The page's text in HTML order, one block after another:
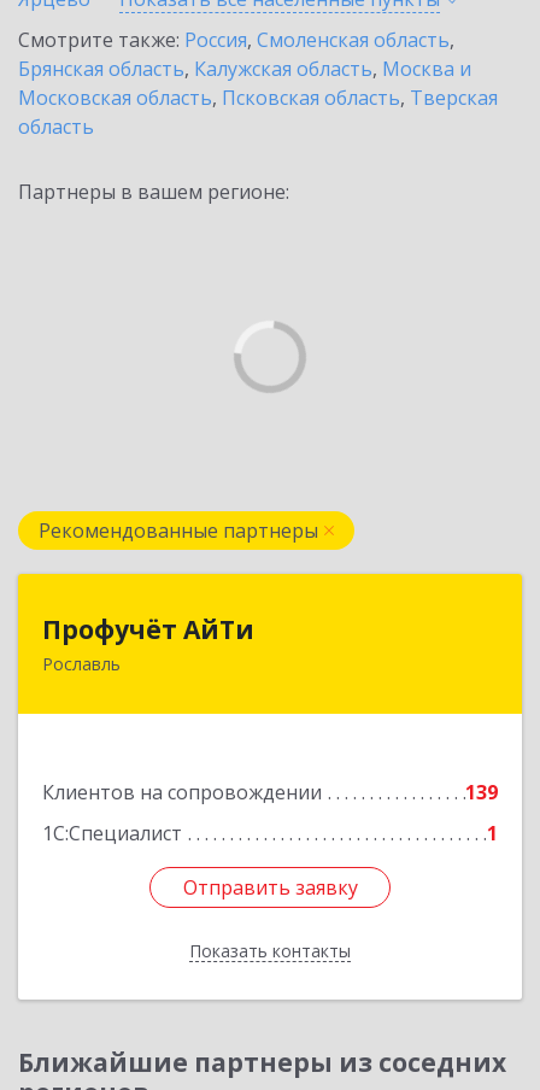
Смотрите также: Россия, Смоленская область,
Брянская область, Калужская область, Москва и
Московская область, Псковская область, Тверская
область
Партнеры в вашем регионе:
Рекомендованные партнеры
Профучёт АйТи
Рославль
Клиентов на сопровождении
139
1С:Специалист
1
Отправить заявку
Показать контакты
216500, Смоленская обл, Рославльский р-н,
Отправить заявку
Назад
Ближайшие партнеры из соседних